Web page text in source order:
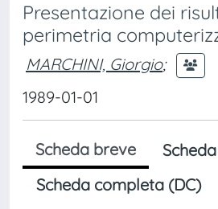
Presentazione dei
perimetria
MARCHINI, Giorgio;
1989-01-01
Scheda breve
Scheda completa (DC)